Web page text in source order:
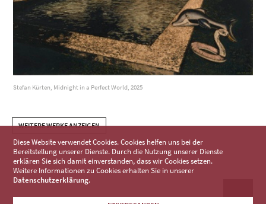
Stefan Kürten, Midnight in a Perfect World, 2025
WEITERE WERKE ANZEIGEN
Diese Website verwendet Cookies. Cookies helfen uns bei der
Bereitstellung unserer Dienste. Durch die Nutzung unserer Dienste
erklären Sie sich damit einverstanden, dass wir Cookies setzen.
Weitere Informationen zu Cookies erhalten Sie in unserer
Datenschutzerklärung.